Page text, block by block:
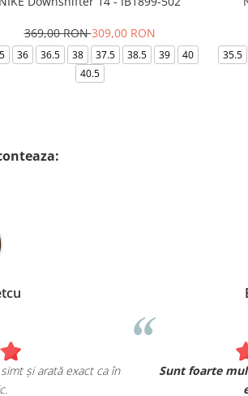
369,00 RON309,00 RON
36 36.5 38 37.5 38.5 39
40
40.5
35.5
și arată exact ca în
Sunt foarte